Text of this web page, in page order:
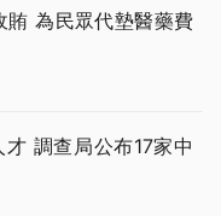
為民眾代墊醫藥費
調查局公布17家中